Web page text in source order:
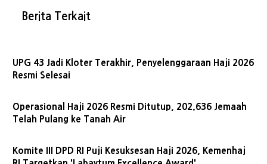
Berita Terkait
UPG 43 Jadi Kloter Terakhir, Penyelenggaraan Haji 2026
Resmi Selesai
Operasional Haji 2026 Resmi Ditutup, 202.636 Jemaah
Telah Pulang ke Tanah Air
Komite III DPD RI Puji Kesuksesan Haji 2026, Kemenhaj